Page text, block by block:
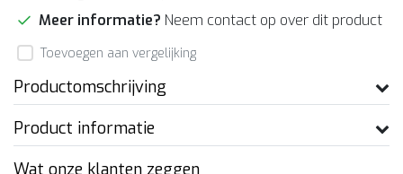
Meer informatie? Neem contact op over dit product
Toevoegen aan vergelijking
Productomschrijving
Product informatie
Wat onze klanten zeggen